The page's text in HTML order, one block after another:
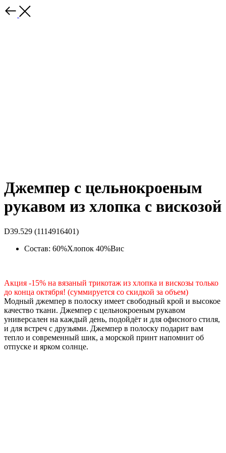
Джемпер с цельнокроеным
рукавом из хлопка с вискозой
D39.529 (1114916401)
Состав: 60%Хлопок 40%Вис
Акция -15% на вязаный трикотаж из хлопка и вискозы только
до конца октября! (суммируется со скидкой за объем)
Модный джемпер в полоску имеет свободный крой и высокое
качество ткани. Джемпер с цельнокроеным рукавом
универсален на каждый день, подойдёт и для офисного стиля,
и для встреч с друзьями. Джемпер в полоску подарит вам
тепло и современный шик, а морской принт напомнит об
отпуске и ярком солнце.